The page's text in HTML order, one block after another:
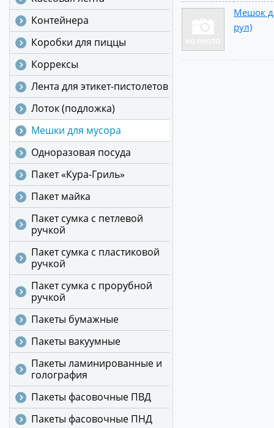
Контейнера
Коробки для пиццы
Коррексы
Лента для этикет-пистолетов
Лоток (подложка)
Мешки для мусора
Одноразовая посуда
Пакет «Кура-Гриль»
Пакет майка
Пакет сумка с петлевой
ручкой
Пакет сумка с пластиковой
ручкой
Пакет сумка с прорубной
ручкой
Пакеты бумажные
Пакеты вакуумные
Пакеты ламинированные и
голография
Пакеты фасовочные ПВД
Пакеты фасовочные ПНД
Мешок
рул)